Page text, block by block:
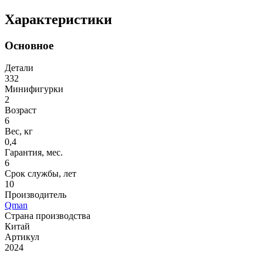
Характеристики
Основное
Детали
332
Минифигурки
2
Возраст
6
Вес, кг
0,4
Гарантия, мес.
6
Срок службы, лет
10
Производитель
Qman
Страна производства
Китай
Артикул
2024